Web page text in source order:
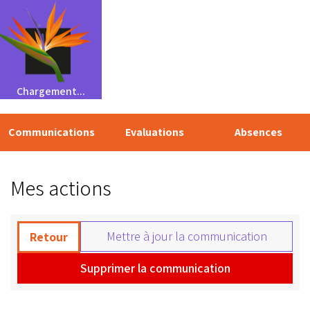
Chargement...
Communications Evaluations Absences
Mes actions
Retour
Mettre à jour la communication
Supprimer la communication